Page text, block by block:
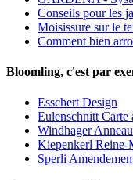
Conseils pour les
Moisissure sur le
Comment bien
Bloomling, c'est par
Esschert Design
Eulenschnitt Carte
Windhager
Kiepenkerl Reine-
Sperli